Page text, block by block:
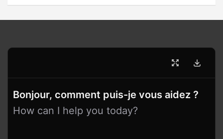
Bonjour, comment puis-je vous aidez ?
How can I help you today?